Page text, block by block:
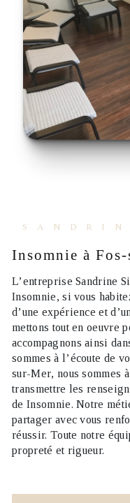
Insomnie à
L’entrepriseSandrine
Insomnie, si vous
d’une expérience et
mettons tout en oeuvre
accompagnons ainsi
sommes à l’écoute de
sur-Mer, nous sommes
transmettre les
de Insomnie. Notre
partager avec vous
réussir. Toute notre
propreté et rigueur.